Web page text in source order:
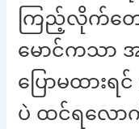
ကြည့်လိုက်တေ
မောင်ကသာ
ပြောမထား
ပဲ ထင်ရလော